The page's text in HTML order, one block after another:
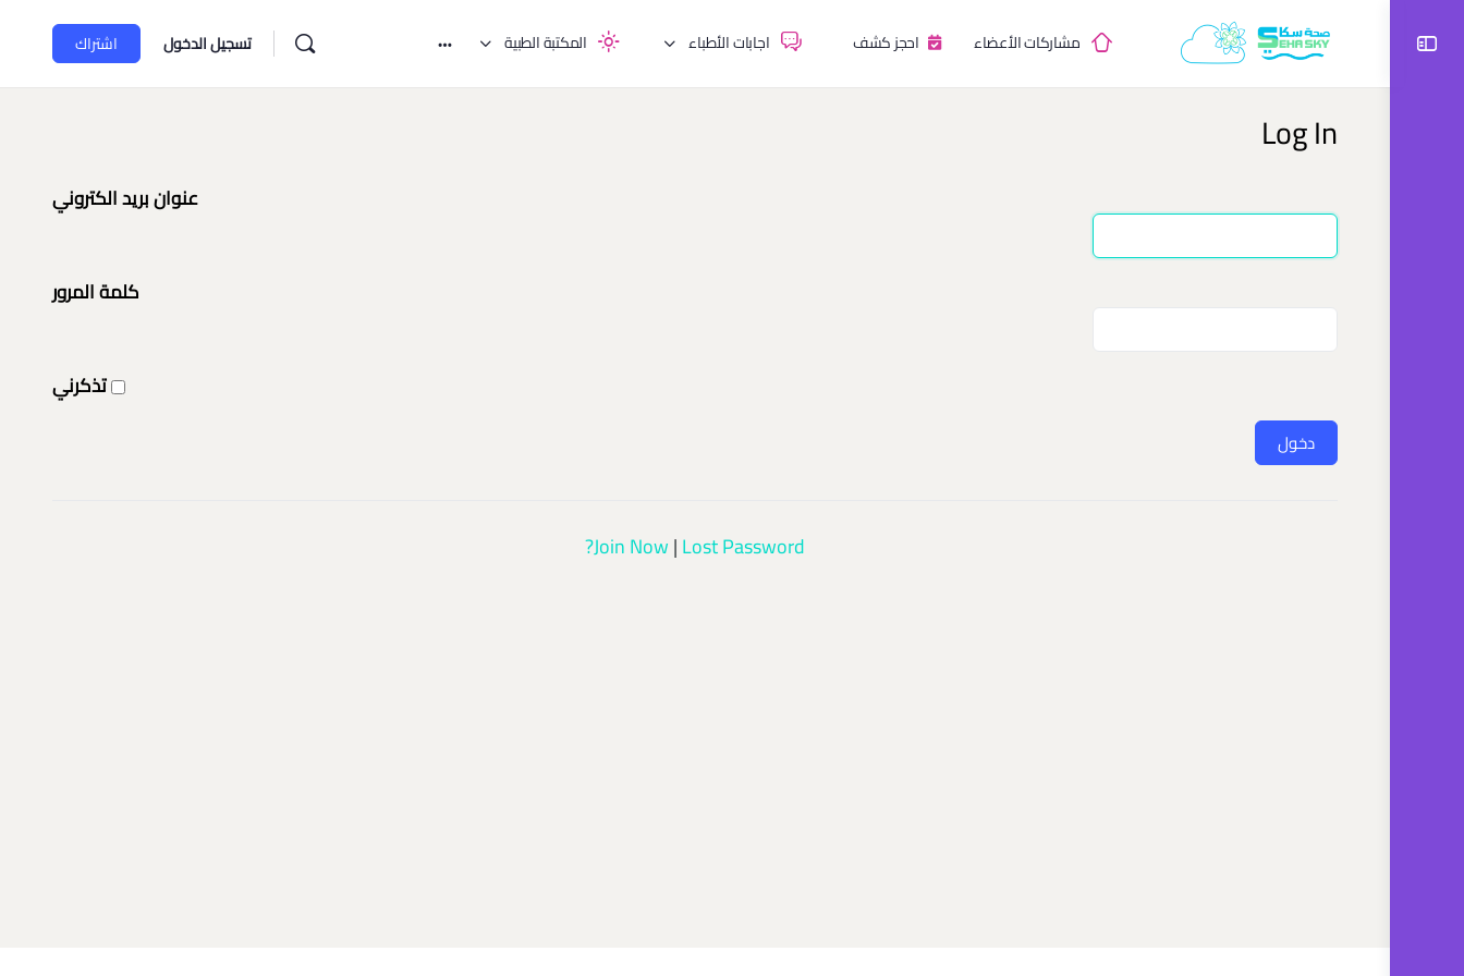
مشاركات الأعضاء احجز كشف اجابات الأطباء المكتبة الطبية تسجيل الدخول اشتراك
Log In
عنوان بريد الكتروني
كلمة المرور
تذكرني
Join Now|Lost Password?